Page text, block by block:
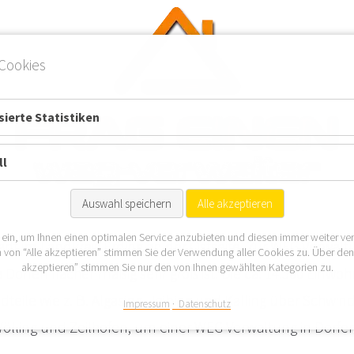
im Landkreis Erding an der Ostseite. Zur WEG
Dorfen flächenmäßig sehr groß ist. Die ca. 14.500
wie z. B. Algasing, Jaibing und Kalling über
und Zeilhofen, um einer WEG Verwaltung in
Statistiken
Auswahl speichern Alle akzeptieren
um Ihnen einen optimalen Service anzubieten und diesen immer weiter
“Alle akzeptieren” stimmen Sie der Verwendung aller Cookies zu. Über
akzeptieren” stimmen Sie nur den von Ihnen gewählten Kategorien zu.
Impressum Datenschutz